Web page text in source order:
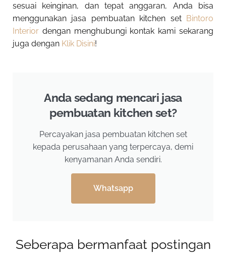
sesuai keinginan, dan tepat anggaran, Anda bisa
menggunakan jasa pembuatan kitchen set Bintoro
Interior dengan menghubungi kontak kami sekarang
juga dengan Klik Disini!
Anda sedang mencari jasa
pembuatan kitchen set?
Percayakan jasa pembuatan kitchen set
kepada perusahaan yang terpercaya, demi
kenyamanan Anda sendiri.
Whatsapp
Seberapa bermanfaat postingan